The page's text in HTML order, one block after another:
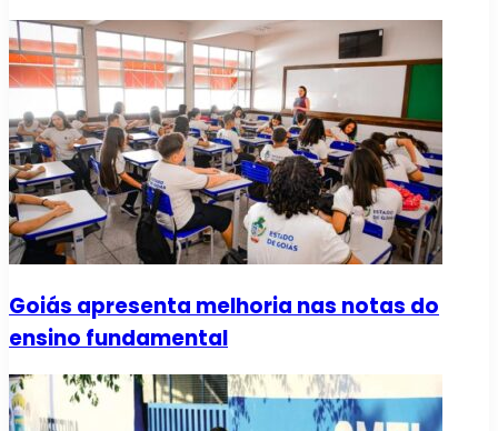
Goiás apresenta melhoria nas notas do
ensino fundamental